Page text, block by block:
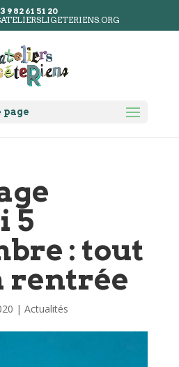
9 82 61 51 20
5
: tout
rentrée
| Actualités